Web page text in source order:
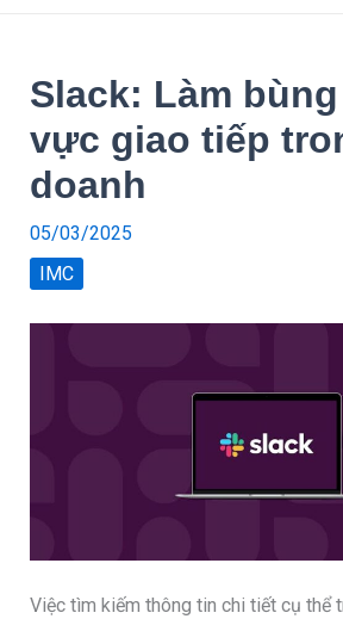
Slack: Làm
vực giao tiếp
doanh
05/03/2025
IMC
Việc tìm kiếm thông tin chi tiết cụ thể